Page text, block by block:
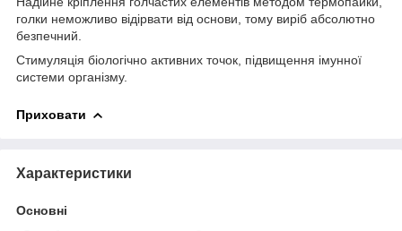
голки неможливо відірвати від основи, тому виріб абсолютно
безпечний.
Стимуляція біологічно активних точок, підвищення імунної
системи організму.
Приховати
Характеристики
Основні